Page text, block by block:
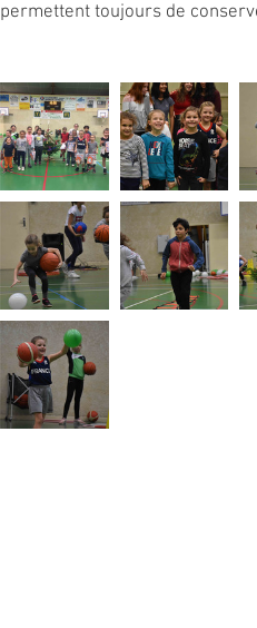
permettent toujours de